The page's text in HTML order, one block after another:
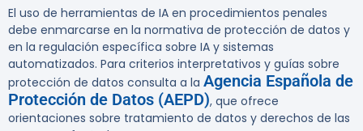
El uso de herramientas de IA en procedimientos penales
debe enmarcarse en la normativa de protección de datos y
en la regulación específica sobre IA y sistemas
automatizados. Para criterios interpretativos y guías sobre
protección de datos consulta a la Agencia Española de
Protección de Datos (AEPD), que ofrece
orientaciones sobre tratamiento de datos y derechos de las